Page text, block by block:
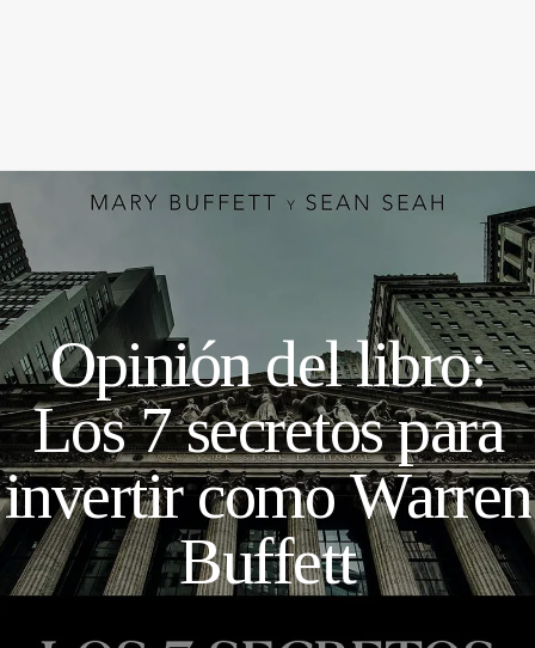
Opinión del libro:
Los 7 secretos para
invertir como Warren
Buffett